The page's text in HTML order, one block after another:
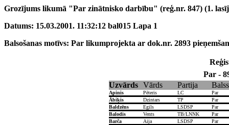
Grozījums likumā "Par zinātnisko darbību" (reģ.nr. 847) (1.
Datums: 15.03.2001. 11:32:12 bal015 Lapa 1
Balsošanas motīvs: Par likumprojekta ar dok.nr. 2893
Par -
Uzvārds
Vārds Partija Balss
Apinis Pēteris LC
Par
Ābiķis
Dzintars TP
Par
Baldzēns
Egils LSDSP
Par
Balodis
Vents TB/LNNK
Par
Barča
Aija LSDSP
Par